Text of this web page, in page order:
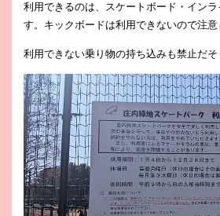
利用できるのは、スケートボード・イン
す。キックボードは利用できないので注意
利用できない乗り物の持ち込みも禁止だそ